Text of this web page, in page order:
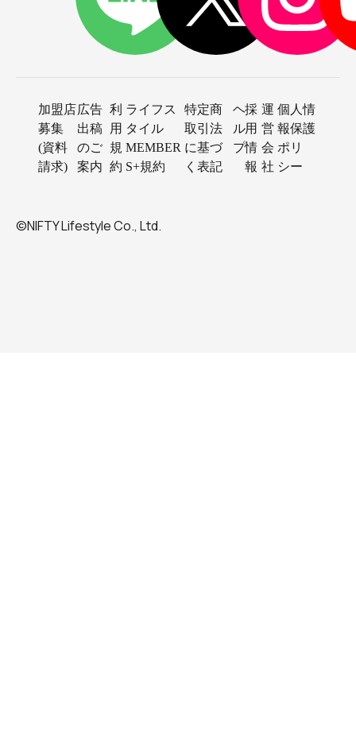
加盟店
募集
(資料
請求)
広告
出稿
のご
案内
利
用
規
約
ライフス
タイル
MEMBER
S+規約
特定商
取引法
に基づ
く表記
ヘ
ル
プ
採
用
情
報
運
営
会
社
個人情
報保護
ポリ
シー
©NIFTY Lifestyle Co., Ltd.